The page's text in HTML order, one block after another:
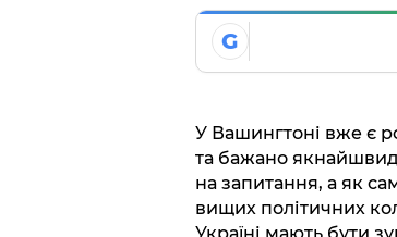
G
У Вашингтоні вже є
та бажано
на запитання, а як
вищих політичних
Україні мають бути